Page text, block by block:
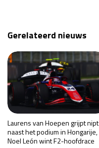
Gerelateerd nieuws
Laurens van Hoepen grijpt nipt
naast het podium in Hongarije,
Noel León wint F2-hoofdrace